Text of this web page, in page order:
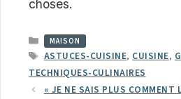
choses.
CATÉGORIES
MAISON
ÉTIQUETTES
ASTUCES-CUISINE, CUISINE,
TECHNIQUES-CULINAIRES
« JE NE SAIS PLUS COMMENT